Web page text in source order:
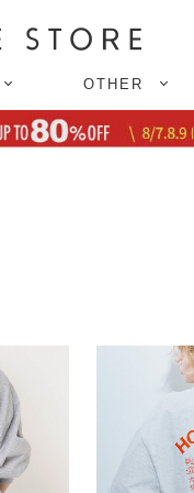
OTHER